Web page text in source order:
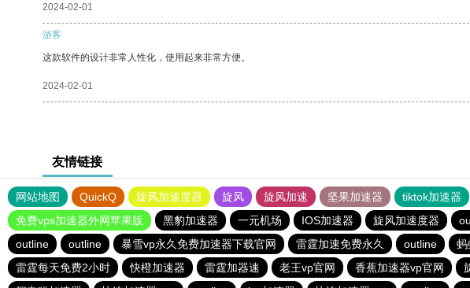
2024-02-01
游客
这款软件的设计非常人性化，使用起来非常方便。
2024-02-01
友情链接
网站地图 QuickQ 旋风加速度器 旋风 旋风加速 坚果加速器 tiktok加速器
免费vps加速器外网苹果版
黑豹加速器 一元机场 IOS加速器 旋风加速度器
outline
outline 暴雪vp永久免费加速器下载官网 雷霆加速免费永久 outline 蚂
雷霆每天免费2小时
快橙加速器 雷霆加器速 老王vp官网 香蕉加速器vp官网